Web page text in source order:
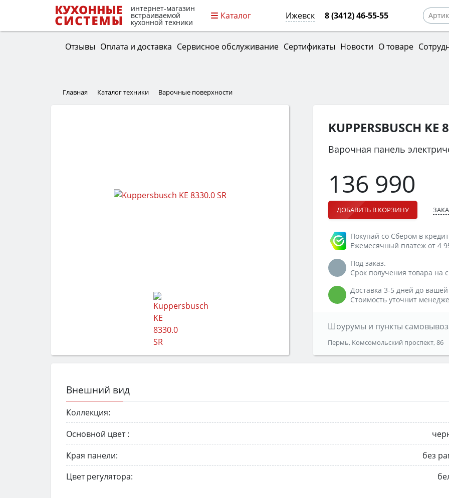
интернет-магазин
встраиваемой
кухонной техники
Каталог Ижевск 8 (3412) 46-55-55
Отзывы Оплата и доставка Сервисное обслуживание Сертификаты Новости О товаре
Главная Каталог техники Варочные поверхности
KUPPERSBUSCH KE
Варочная панель
136 990
ДОБАВИТЬ В КОРЗИНУ
Покупай со Сбером в
Ежемесячный платеж от 4
Под заказ.
Срок получения товара на
Доставка 3-5 дней до
Стоимость уточнит
Шоурумы и пункты
Пермь, Комсомольский проспект, 86
Внешний вид
Коллекция:
Основной цвет :
Края панели:
без
Цвет регулятора: